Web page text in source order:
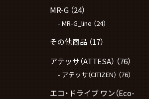
MR-G （24）
MR-G_line （24）
その他商品 （17）
アテッサ（ATTESA） （76）
アテッサ（CITIZEN） （76）
エコ・ドライブ ワン（Eco-